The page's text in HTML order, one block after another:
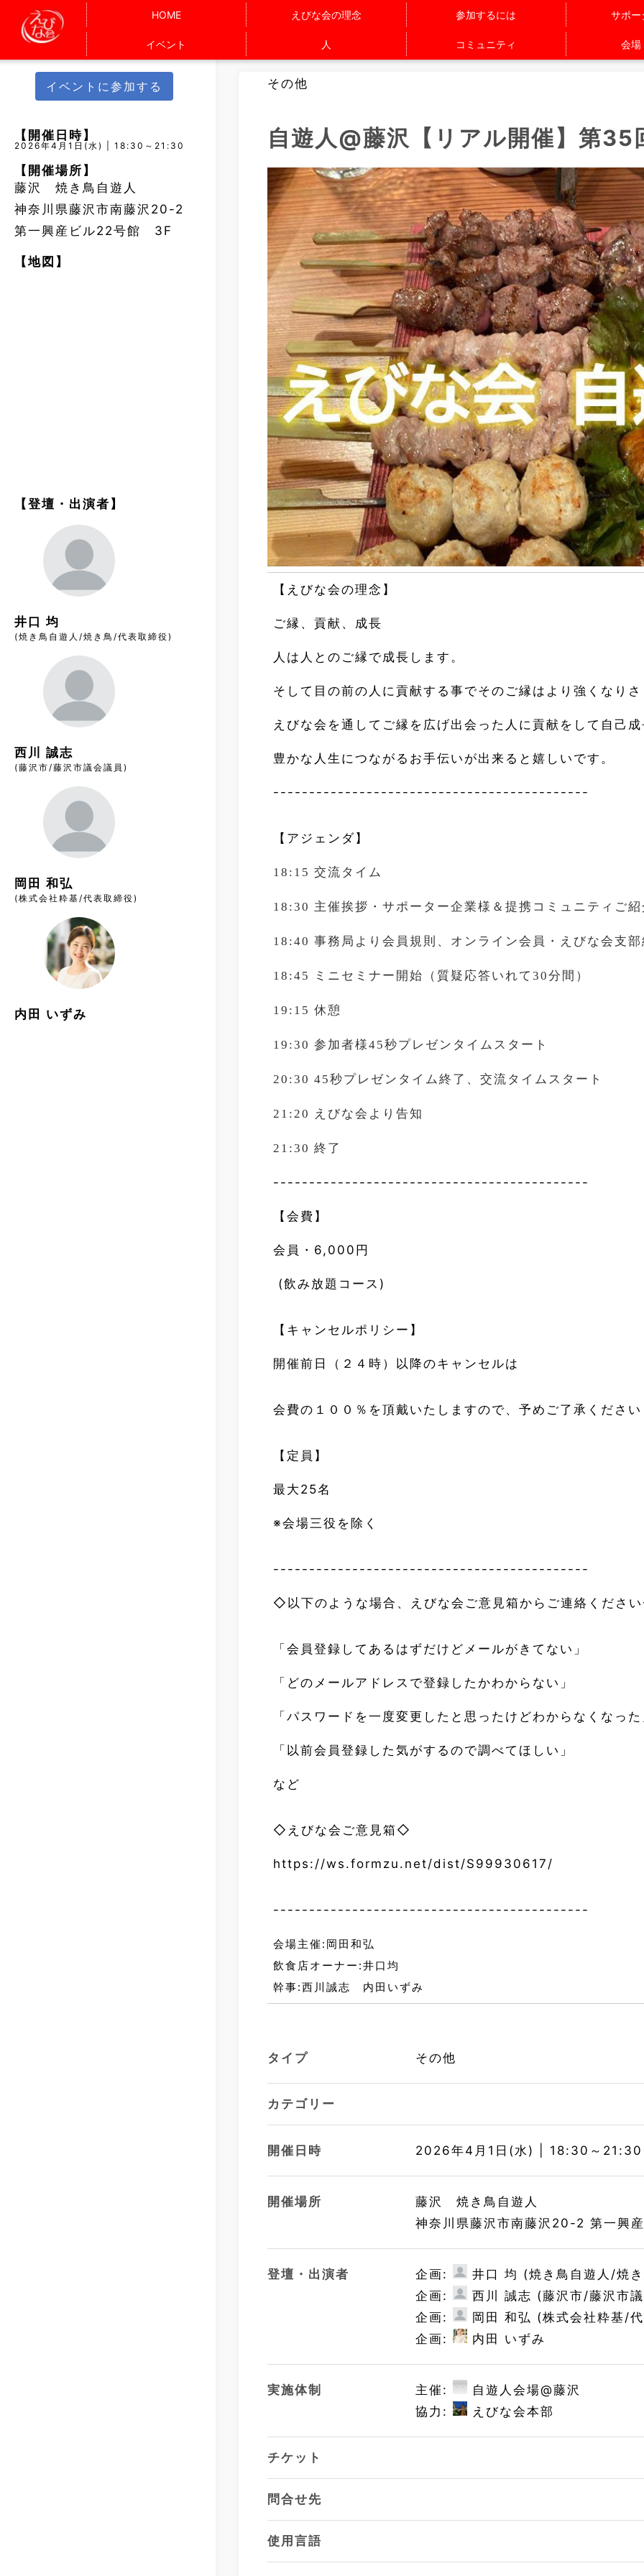
HOME えびな会の理念 参加するには サポー
イベント 人 コミュニティ 会場
その他
自遊人@藤沢【リアル開催】第
【えびな会の理念】
ご縁、貢献、成長
人は人とのご縁で成長します。
そして目の前の人に貢献する事でそのご縁はより強くなり
えびな会を通してご縁を広げ出会った人に貢献をして自己
豊かな人生につながるお手伝いが出来ると嬉しいです。
--------------------------------------------
【アジェンダ】
18:15交流タイム
18:30 主催挨拶・サポーター企業様＆提携コミュニティご
18:40事務局より会員規則、オンライン会員・えびな会支
18:45 ミニセミナー開始（質疑応答いれて30分間）
19:15休憩
19:30参加者様45秒プレゼンタイムスタート
20:30 45秒プレゼンタイム終了、交流タイムスタート
21:20 えびな会より告知
21:30終了
--------------------------------------------
【会費】
会員・6,000円
(飲み放題コース)
【キャンセルポリシー】
開催前日（２４時）以降のキャンセルは
会費の１００％を頂戴いたしますので、予めご了承ください
【定員】
最大25名
※会場三役を除く
--------------------------------------------
◇以下のような場合、えびな会ご意見箱からご連絡くださ
「会員登録してあるはずだけどメールがきてない」
「どのメールアドレスで登録したかわからない」
「パスワードを一度変更したと思ったけどわからなくなっ
「以前会員登録した気がするので調べてほしい」
など
◇えびな会ご意見箱◇
https://ws.formzu.net/dist/S99930617/
--------------------------------------------
会場主催:岡田和弘
飲食店オーナー:井口均
幹事:西川誠志 内田いずみ
タイプ その他
カテゴリー
開催日時 2026年4月1日(水) | 18:30～21:30
開催場所
藤沢 焼き鳥自遊人
神奈川県藤沢市南藤沢20-2 第一興
登壇・出演者 企画:
井口 均 (焼き鳥自遊人/焼
企画:
西川 誠志 (藤沢市/藤沢市
企画:
岡田 和弘 (株式会社粋基/
企画:
内田 いずみ
実施体制 主催:
自遊人会場@藤沢
協力:
えびな会本部
チケット
問合せ先
使用言語
イベントに参加する
【開催日時】
2026年4月1日(水) | 18:30～21:30
【開催場所】
藤沢 焼き鳥自遊人
神奈川県藤沢市南藤沢20-2
第一興産ビル22号館 3F
【地図】
【登壇・出演者】
井口 均
(焼き鳥自遊人/焼き鳥/代表取締役)
西川 誠志
(藤沢市/藤沢市議会議員)
岡田 和弘
(株式会社粋基/代表取締役)
内田 いずみ